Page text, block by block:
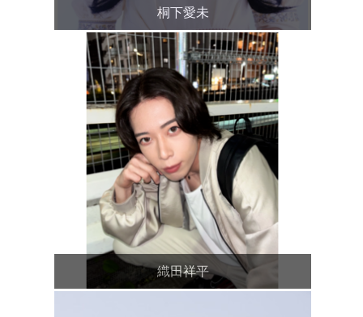
桐下愛未
織田祥平